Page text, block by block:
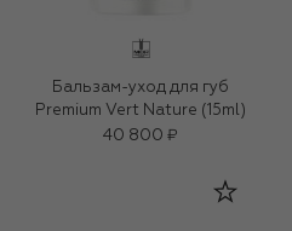
Бальзам-уход для губ
Premium Vert Nature (15ml)
40 800 ₽